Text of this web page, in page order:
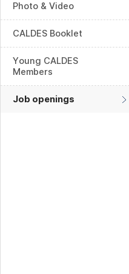
Photo & Video
CALDES Booklet
Young CALDES
Members
Job openings